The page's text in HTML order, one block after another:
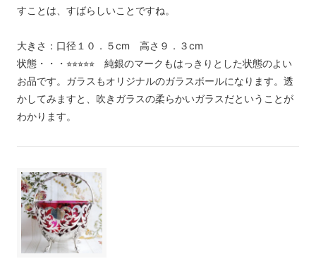
すことは、すばらしいことですね。
大きさ：口径１０．５cm 高さ９．３cm
状態・・・⭐︎⭐︎⭐︎⭐︎⭐︎ 純銀のマークもはっきりとした状態のよい
お品です。ガラスもオリジナルのガラスボールになります。透
かしてみますと、吹きガラスの柔らかいガラスだということが
わかります。